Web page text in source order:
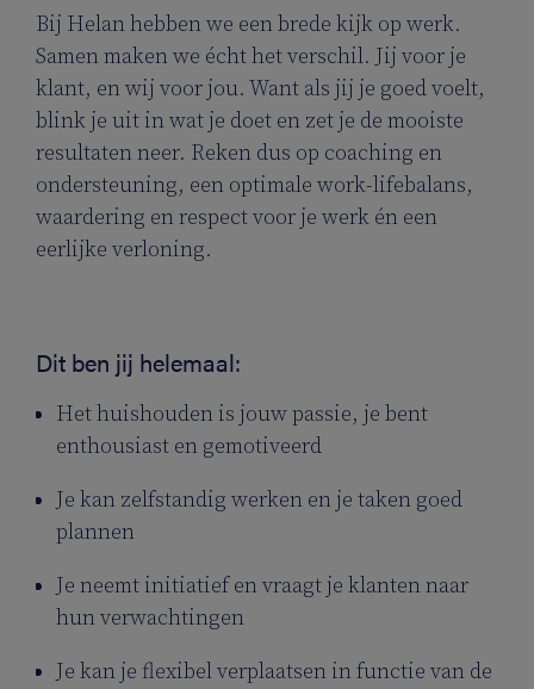
Bij Helan hebben we een brede kijk op werk.
Samen maken we écht het verschil. Jij voor je
klant, en wij voor jou. Want als jij je goed voelt,
blink je uit in wat je doet en zet je de mooiste
resultaten neer. Reken dus op coaching en
ondersteuning, een optimale work-lifebalans,
waardering en respect voor je werk én een
eerlijke verloning.
Dit ben jij helemaal:
Het huishouden is jouw passie, je bent
enthousiast en gemotiveerd
Je kan zelfstandig werken en je taken goed
plannen
Je neemt initiatief en vraagt je klanten naar
hun verwachtingen
Je kan je flexibel verplaatsen in functie van de